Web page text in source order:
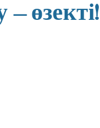
– өзекті!